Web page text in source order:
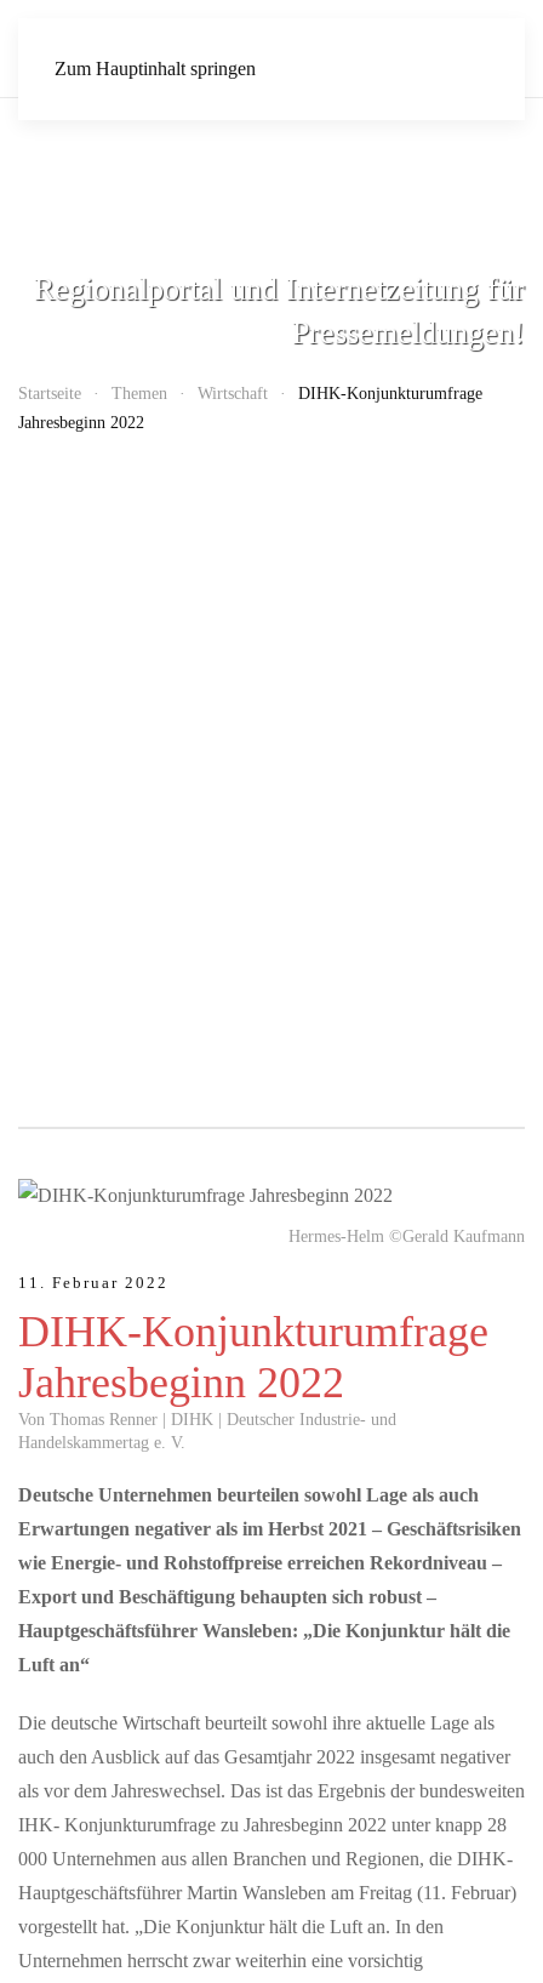
Zum Hauptinhalt springen
Regionalportal und Internetzeitung für
Pressemeldungen!
Startseite Themen Wirtschaft
DIHK-Konjunkturumfrage
Jahresbeginn 2022
Die Regio Basiliensis sagt JA zum Herzstück und zum
zentrale Vorhaben zur Vernetzung der Bahnnetze der Region
MAI 22, 2026
S-Bahn - Ein Ja ist ein Signal für die Zukunft der
Vertreterinnen und Vertreter aus Politik, Wirtschaft und
den Bahnknoten…
Englische Ausnahme-Rockband Muse Ende des Jahres
ihrer aktuellen Single „Nightshift Superstar“ kündigen Muse die
The Wow!…
JULI 04, 2026
Hochkarätige Klassikkonzerte im Hochschwarzwald
Sommerzeit ist im Hochschwarzwald auch Klassik-Zeit:
Renommierte Künstler:innen aus dem In- und Ausland
Hermes-Helm ©Gerald Kaufmann
11. Februar 2022
DIHK-Konjunkturumfrage
Jahresbeginn 2022
Von Thomas Renner | DIHK | Deutscher Industrie- und
Handelskammertag e. V.
Deutsche Unternehmen beurteilen sowohl Lage als auch
Erwartungen negativer als im Herbst 2021 – Geschäftsrisiken
wie Energie- und Rohstoffpreise erreichen Rekordniveau –
Export und Beschäftigung behaupten sich robust –
Hauptgeschäftsführer Wansleben: „Die Konjunktur hält die
Luft an“
Die deutsche Wirtschaft beurteilt sowohl ihre aktuelle Lage als
auch den Ausblick auf das Gesamtjahr 2022 insgesamt negativer
als vor dem Jahreswechsel. Das ist das Ergebnis der bundesweiten
IHK- Konjunkturumfrage zu Jahresbeginn 2022 unter knapp 28
000 Unternehmen aus allen Branchen und Regionen, die DIHK-
Hauptgeschäftsführer Martin Wansleben am Freitag (11. Februar)
vorgestellt hat. „Die Konjunktur hält die Luft an. In den
Unternehmen herrscht zwar weiterhin eine vorsichtig